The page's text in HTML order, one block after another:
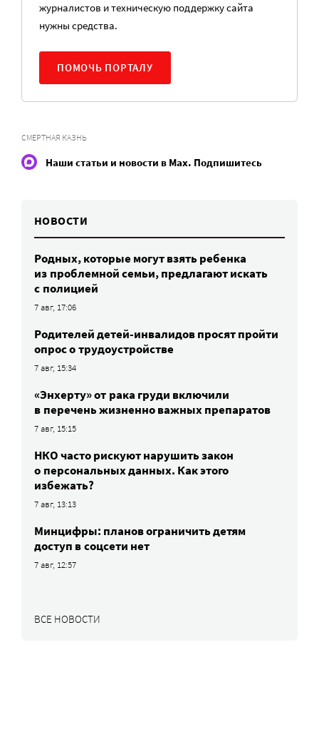
журналистов и техническую поддержку сайта
нужны средства.
ПОМОЧЬ ПОРТАЛУ
СМЕРТНАЯ КАЗНЬ
Наши статьи и новости в Max. Подпишитесь
НОВОСТИ
Родных, которые могут взять ребенка
из проблемной семьи, предлагают искать
с полицией
7 авг, 17:06
Родителей детей-инвалидов просят пройти
опрос о трудоустройстве
7 авг, 15:34
«Энхерту» от рака груди включили
в перечень жизненно важных препаратов
7 авг, 15:15
НКО часто рискуют нарушить закон
о персональных данных. Как этого
избежать?
7 авг, 13:13
Минцифры: планов ограничить детям
доступ в соцсети нет
7 авг, 12:57
ВСЕ НОВОСТИ